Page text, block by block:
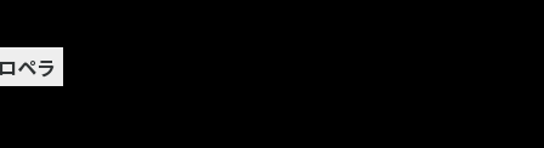
ペラ